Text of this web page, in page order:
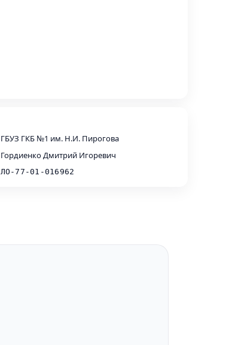
ГБУЗ ГКБ №1 им. Н.И. Пирогова
Гордиенко Дмитрий Игоревич
ЛО-77-01-016962